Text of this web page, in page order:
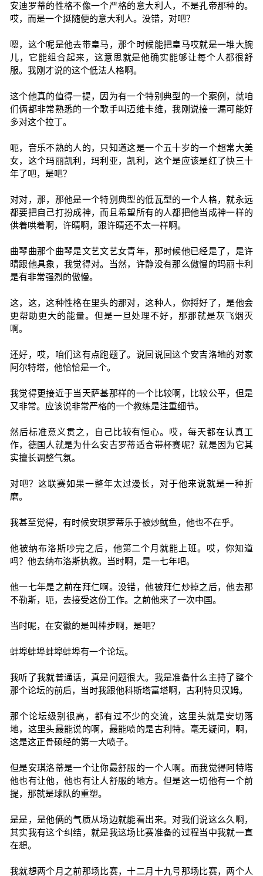
安迪罗蒂的性格不像一个严格的意大利人，不是孔帝那种的。
哎，而是一个挺随便的意大利人。没错，对吧？
嗯，这个呢是他去带皇马，那个时候能把皇马哎就是一堆大腕
儿，它能组合起来，这意思就是他确实能够让每个人都很舒
服。我刚才说的这个低法人格啊。
这个他真的值得一提，因为有一个特别典型的一个案例，就咱
们俩都非常熟悉的一个歌手叫迈维卡维，我刚说接一漏可能好
多对这个拉丁。
呃，音乐不熟的人的，只知道这是一个五十岁的一个超常大美
女，这个玛丽凯利，玛利亚，凯利，这个是应该是红了快三十
年了吧，是吧？
对对，那，那他是一个特别典型的低瓦型的一个人格，就永远
都要把自己打扮成神，而且希望所有的人都把他当成神一样的
供着哄着啊，许晴啊，跟许晴还不太一样啊。
曲琴曲那个曲琴是文艺文艺女青年，那时候他已经是了，是许
晴跟他具象，我觉得对。当然，许静没有那么傲慢的玛丽卡利
是有非常强烈的傲慢。
这，这，这种性格在里头的那对，这种人，你捋好了，是他会
更帮助更大的能量。但是一旦处理不好，那那就是灰飞烟灭
啊。
还好，哎，咱们这有点跑题了。说回说回这个安吉洛地的对家
阿尔特塔，他恰恰是一个。
我觉得更接近于当天萨基那样的一个比较啊，比较公平，但是
又非常。应该说非常严格的一个教练是注重细节。
然后标准意义贯之，自己比较有恒心。哎，每天都在认真工
作，德国人就是为什么安吉罗蒂适合带杯赛呢？就是因为它其
实擅长调整气氛。
对吧？这联赛如果一整年太过漫长，对于他来说就是一种折
磨。
我甚至觉得，有时候安琪罗蒂乐于被炒鱿鱼，他也不在乎。
他被纳布洛斯吵完之后，他第二个月就能上班。哎，你知道
吗？他去纳布洛斯执教。当时啊，是一七年吧。
他一七年是之前在拜仁啊。没错，他被拜仁炒掉之后，他去那
不勒斯，呃，去接受这份工作。之前他来了一次中国。
当时呢，在安徽的是叫棒步啊，是吧？
蚌埠蚌埠蚌埠蚌埠有一个论坛。
我听了我就普通话，真是问题很大。我是准备什么主持了整个
那个论坛的前后，当时我跟他科斯塔富塔啊，古利特贝汉姆。
那个论坛级别很高，都有过不少的交流，这里头就是安切落
地，这里头最能说的啊，最能喷的是古利特。毫无疑问，啊，
这是这正骨硕经的第一大喷子。
但是安琪洛蒂是一个让你最舒服的一个人啊。而我觉得阿特塔
他也有让他，他也有让人舒服的地方。但是这一切他有一个前
提，那就是球队的重塑。
是是，是他俩的气质从场边就能看出来。对我们说这么久啊，
其实我有这个纠结，就是我这场比赛准备的过程当中我就一直
在想。
我就想两个月之前那场比赛，十二月十九号那场比赛，两个人